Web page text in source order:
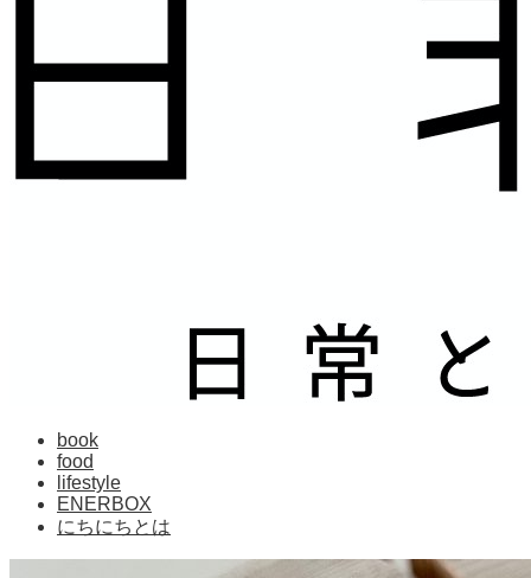
book
food
lifestyle
ENERBOX
にちにちとは